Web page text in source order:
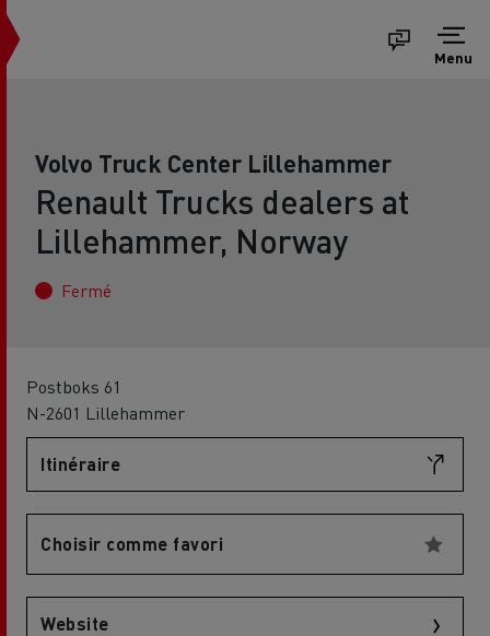
Menu
Volvo Truck Center Lillehammer
Renault Trucks dealers at
Lillehammer, Norway
Fermé
Postboks 61
N-2601 Lillehammer
Itinéraire
Choisir comme favori
Website